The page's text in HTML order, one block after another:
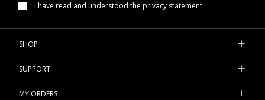
I have read and understood the privacy statement.
SHOP
SUPPORT
MY ORDERS